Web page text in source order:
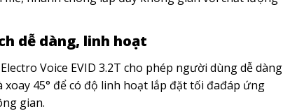
dễ dàng, linh hoạt
Voice EVID 3.2T cho phép người dùng dễ dàng
xoay 45° để có độ linh hoạt lắp đặt tối đađáp ứng
gian.